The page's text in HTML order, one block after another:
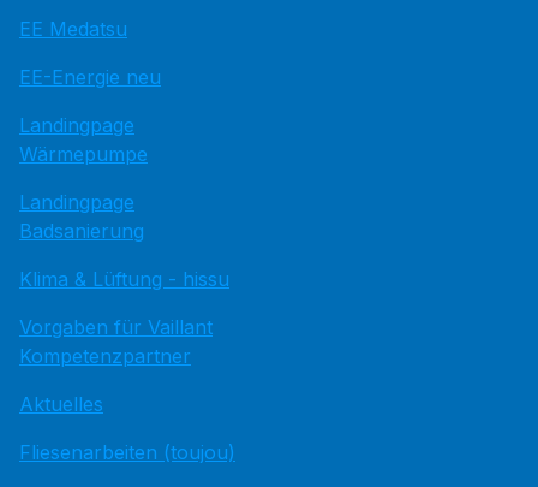
EE Medatsu
EE-Energie neu
Landingpage
Wärmepumpe
Landingpage
Badsanierung
Klima & Lüftung - hissu
Vorgaben für Vaillant
Kompetenzpartner
Aktuelles
Fliesenarbeiten (toujou)